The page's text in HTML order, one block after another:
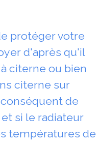
protéger votre
d'après qu'il
citerne ou bien
citerne sur
de
si le radiateur
températures de